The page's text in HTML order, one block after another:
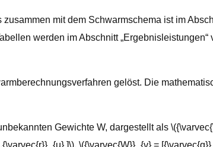
mit dem Schwarmschema ist im
werden im Abschnitt
gelöst. Die
Gewichte W, dargestellt als